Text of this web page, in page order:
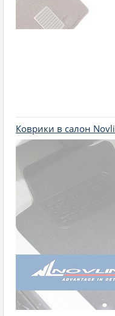
Коврики в салон